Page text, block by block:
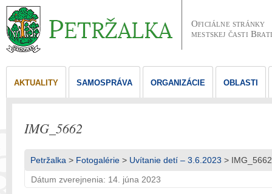
Oficiálne stránky
mestskej časti
AKTUALITY SAMOSPRÁVA ORGANIZÁCIE OBLASTI
IMG_5662
Petržalka > Fotogalérie > Uvítanie detí – 3.6.2023 > IMG_5662
Dátum zverejnenia: 14. júna 2023